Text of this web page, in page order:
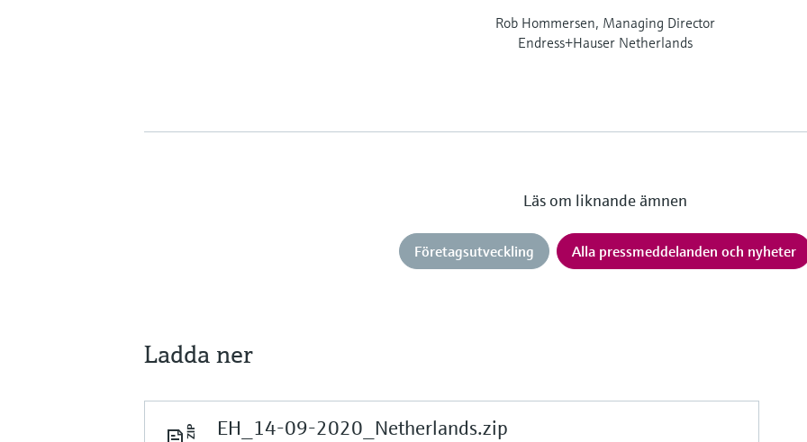
Rob Hommersen, Managing Director
Endress+Hauser Netherlands
Läs om liknande ämnen
Företagsutveckling Alla pressmeddelanden och nyheter
Ladda ner
EH_14-09-2020_Netherlands.zip